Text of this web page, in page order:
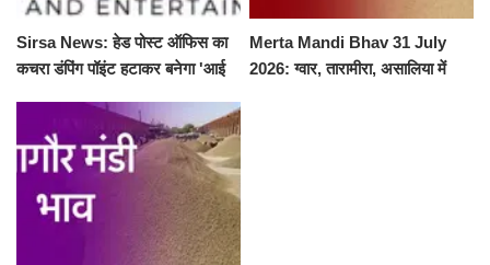
Sirsa News: हेड पोस्ट ऑफिस का
कचरा डंपिंग पॉइंट हटाकर बनेगा 'आई
Merta Mandi Bhav 31 July
2026: ग्वार, तारामीरा, असालिया में